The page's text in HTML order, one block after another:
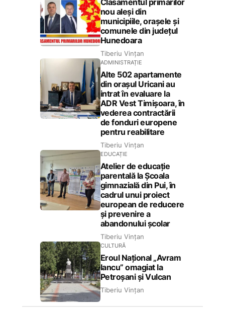
Clasamentul primarilor
nou aleși din
municipiile, orașele și
comunele din județul
Hunedoara
Tiberiu Vințan
ADMINISTRAȚIE
Alte 502 apartamente
din orașul Uricani au
intrat în evaluare la
ADR Vest Timișoara, în
vederea contractării
de fonduri europene
pentru reabilitare
Tiberiu Vințan
EDUCAȚIE
Atelier de educație
parentală la Școala
gimnazială din Pui, în
cadrul unui proiect
european de reducere
și prevenire a
abandonului școlar
Tiberiu Vințan
CULTURĂ
Eroul Național „Avram
Iancu” omagiat la
Petroșani și Vulcan
Tiberiu Vințan